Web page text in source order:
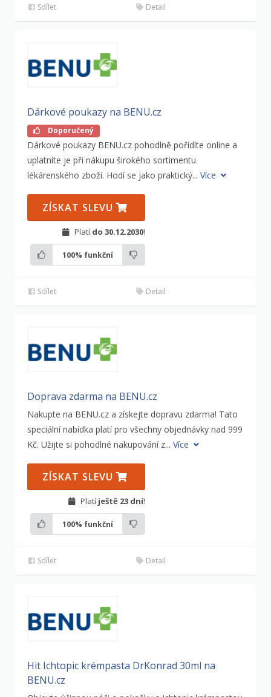
Sdílet Detail
Dárkové poukazy na BENU.cz
Doporučený
Dárkové poukazy BENU.cz pohodlně pořídíte online a
uplatníte je při nákupu širokého sortimentu
lékárenského zboží. Hodí se jako praktický... Více
ZÍSKAT SLEVU
Platí do 30.12.2030!
100% funkční
Sdílet Detail
Doprava zdarma na BENU.cz
Nakupte na BENU.cz a získejte dopravu zdarma! Tato
speciální nabídka platí pro všechny objednávky nad 999
Kč. Užijte si pohodlné nakupování z... Více
ZÍSKAT SLEVU
Platí ještě 23 dní!
100% funkční
Sdílet Detail
Hit Ichtopic krémpasta DrKonrad 30ml na
BENU.cz